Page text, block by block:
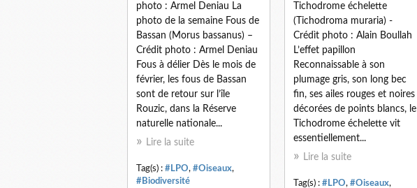
photo : Armel Deniau La
photo de la semaine Fous de
Bassan (Morus bassanus) –
Crédit photo : Armel Deniau
Fous à délier Dès le mois de
février, les fous de Bassan
sont de retour sur l’île
Rouzic, dans la Réserve
naturelle nationale...
Lire la suite
Tag(s) : #LPO, #Oiseaux,
#Biodiversité
Tichodrome échelette
(Tichodroma muraria) -
Crédìt photo : Alain Boullah
L’effet papillon
Reconnaissable à son
plumage gris, son long bec
fin, ses ailes rouges et noires
décorées de points blancs, le
Tichodrome échelette vit
essentiellement...
Lire la suite
Tag(s) : #LPO, #Oiseaux,